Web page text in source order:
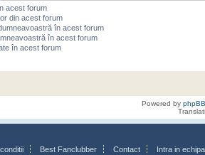
acest forum
din acest forum
în acest forum
în acest forum
în acest forum
Powered by phpBB
Best Fanclubber Contact Intra in